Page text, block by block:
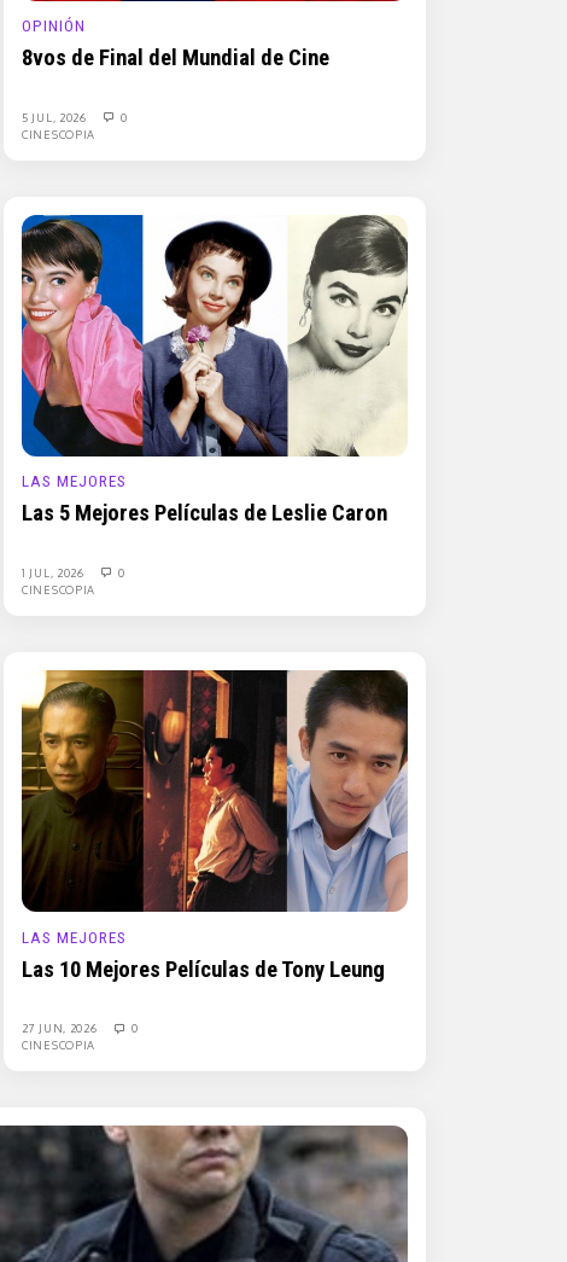
OPINIÓN
8vos de Final del Mundial de Cine
5 JUL, 2026
0
CINESCOPIA
LAS MEJORES
Las 5 Mejores Películas de Leslie Caron
1 JUL, 2026
0
CINESCOPIA
LAS MEJORES
Las 10 Mejores Películas de Tony Leung
27 JUN, 2026
0
CINESCOPIA